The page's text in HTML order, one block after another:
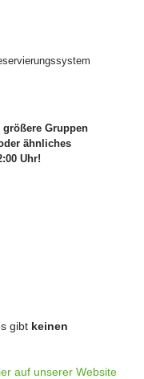
Gruppen
ähnliches
Uhr!
gibt keinen
auf unserer Website